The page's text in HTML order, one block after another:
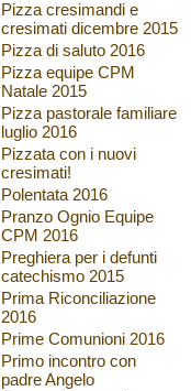
Pizza cresimandi e
cresimati dicembre 2015
Pizza di saluto 2016
Pizza equipe CPM
Natale 2015
Pizza pastorale familiare
luglio 2016
Pizzata con i nuovi
cresimati!
Polentata 2016
Pranzo Ognio Equipe
CPM 2016
Preghiera per i defunti
catechismo 2015
Prima Riconciliazione
2016
Prime Comunioni 2016
Primo incontro con
padre Angelo